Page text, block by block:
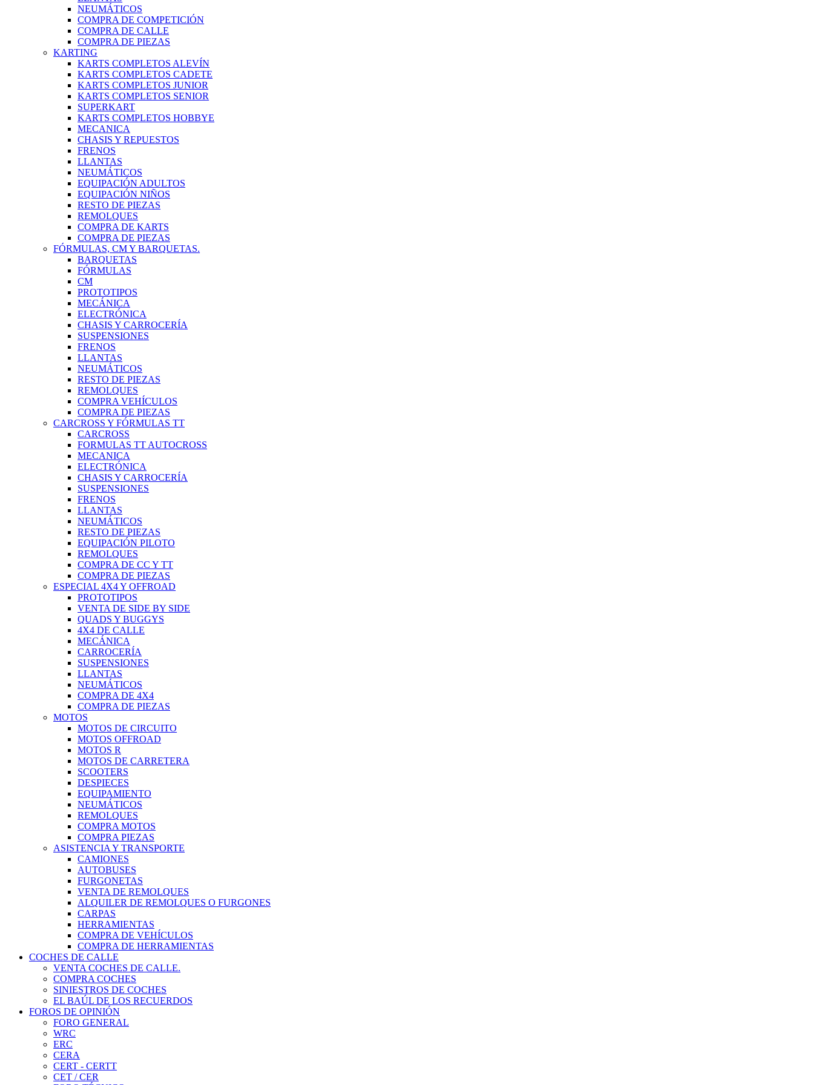
NEUMÁTICOS
COMPRA DE COMPETICIÓN
COMPRA DE CALLE
COMPRA DE PIEZAS
KARTING
KARTS COMPLETOS ALEVÍN
KARTS COMPLETOS CADETE
KARTS COMPLETOS JUNIOR
KARTS COMPLETOS SENIOR
SUPERKART
KARTS COMPLETOS HOBBYE
MECANICA
CHASIS Y REPUESTOS
FRENOS
LLANTAS
NEUMÁTICOS
EQUIPACIÓN ADULTOS
EQUIPACIÓN NIÑOS
RESTO DE PIEZAS
REMOLQUES
COMPRA DE KARTS
COMPRA DE PIEZAS
FÓRMULAS, CM Y BARQUETAS.
BARQUETAS
FÓRMULAS
CM
PROTOTIPOS
MECÁNICA
ELECTRÓNICA
CHASIS Y CARROCERÍA
SUSPENSIONES
FRENOS
LLANTAS
NEUMÁTICOS
RESTO DE PIEZAS
REMOLQUES
COMPRA VEHÍCULOS
COMPRA DE PIEZAS
CARCROSS Y FÓRMULAS TT
CARCROSS
FORMULAS TT AUTOCROSS
MECANICA
ELECTRÓNICA
CHASIS Y CARROCERÍA
SUSPENSIONES
FRENOS
LLANTAS
NEUMÁTICOS
RESTO DE PIEZAS
EQUIPACIÓN PILOTO
REMOLQUES
COMPRA DE CC Y TT
COMPRA DE PIEZAS
ESPECIAL 4X4 Y OFFROAD
PROTOTIPOS
VENTA DE SIDE BY SIDE
QUADS Y BUGGYS
4X4 DE CALLE
MECÁNICA
CARROCERÍA
SUSPENSIONES
LLANTAS
NEUMÁTICOS
COMPRA DE 4X4
COMPRA DE PIEZAS
MOTOS
MOTOS DE CIRCUITO
MOTOS OFFROAD
MOTOS R
MOTOS DE CARRETERA
SCOOTERS
DESPIECES
EQUIPAMIENTO
NEUMÁTICOS
REMOLQUES
COMPRA MOTOS
COMPRA PIEZAS
ASISTENCIA Y TRANSPORTE
CAMIONES
AUTOBUSES
FURGONETAS
VENTA DE REMOLQUES
ALQUILER DE REMOLQUES O FURGONES
CARPAS
HERRAMIENTAS
COMPRA DE VEHÍCULOS
COMPRA DE HERRAMIENTAS
COCHES DE CALLE
VENTA COCHES DE CALLE.
COMPRA COCHES
SINIESTROS DE COCHES
EL BAÚL DE LOS RECUERDOS
FOROS DE OPINIÓN
FORO GENERAL
WRC
ERC
CERA
CERT - CERTT
CET / CER